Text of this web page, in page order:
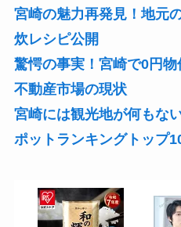
宮崎の魅力再発見！地元
炊レシピ公開
驚愕の事実！宮崎で0円
不動産市場の現状
宮崎には観光地が何もな
ポットランキングトップ